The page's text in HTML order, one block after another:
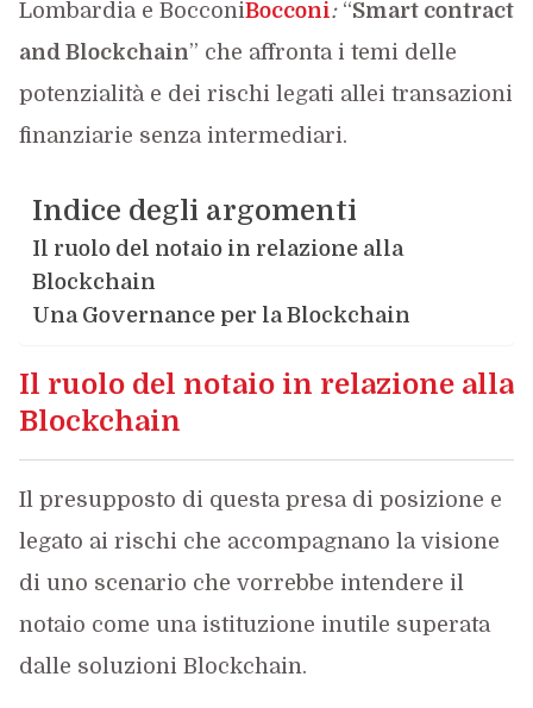
Lombardia e BocconiBocconi: “Smart contract
and Blockchain” che affronta i temi delle
potenzialità e dei rischi legati allei transazioni
finanziarie senza intermediari.
Indice degli argomenti
Il ruolo del notaio in relazione alla
Blockchain
Una Governance per la Blockchain
Il ruolo del notaio in relazione alla
Blockchain
Il presupposto di questa presa di posizione e
legato ai rischi che accompagnano la visione
di uno scenario che vorrebbe intendere il
notaio come una istituzione inutile superata
dalle soluzioni Blockchain.